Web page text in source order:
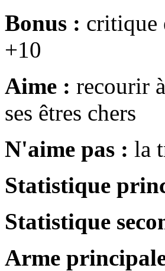
Bonus : critique
+10
Aime : recourir
ses êtres chers
N'aime pas : la
Statistique
Statistique
Arme